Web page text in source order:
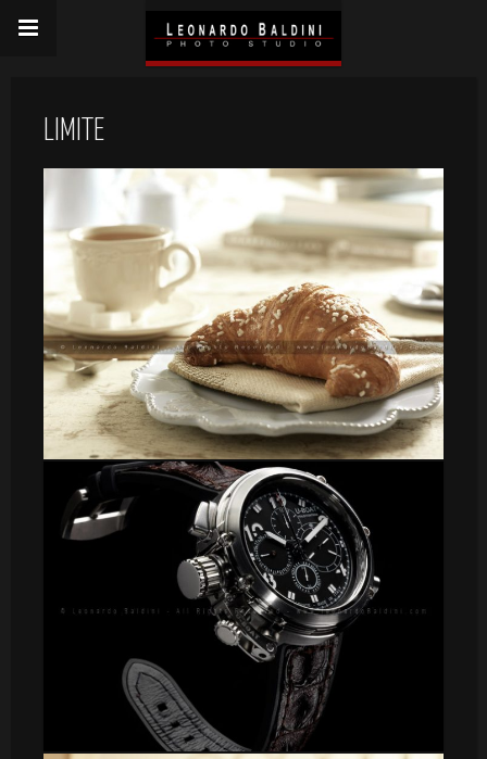
LIMITE